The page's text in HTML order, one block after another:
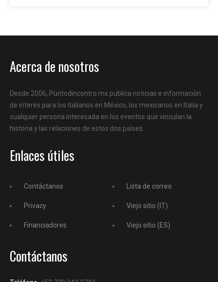
Acerca de nosotros
Desde 2006, Puntodincontro.mx publica noticias e información
de interés para los italianos en México, los mexicanos en Italia y
cualquier persona interesada en los eventos que vinculan la
historia y las relaciones de estos dos países.
Enlaces útiles
Contáctanos
Privacy
Financiadores
Lista de correo
Viejo sitio (IT)
Viejo sitio (ES)
Contáctanos